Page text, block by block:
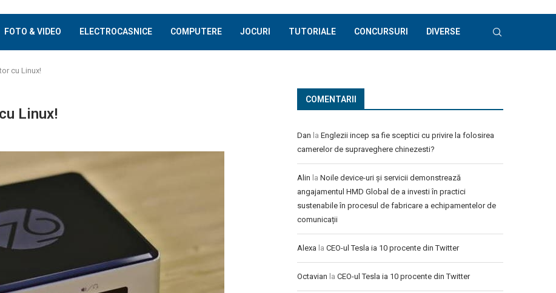
FOTO & VIDEO ELECTROCASNICE COMPUTERE JOCURI TUTORIALE CONCURSURI DIVERSE
cu Linux!
Linux!
COMENTARII
Dan la Englezii incep sa fie sceptici cu privire la folosirea
camerelor de supraveghere chinezesti?
Alin la Noile device-uri și servicii demonstrează
angajamentul HMD Global de a investi în practici
sustenabile în procesul de fabricare a echipamentelor de
comunicații
Alexa la CEO-ul Tesla ia 10 procente din Twitter
Octavian la CEO-ul Tesla ia 10 procente din Twitter